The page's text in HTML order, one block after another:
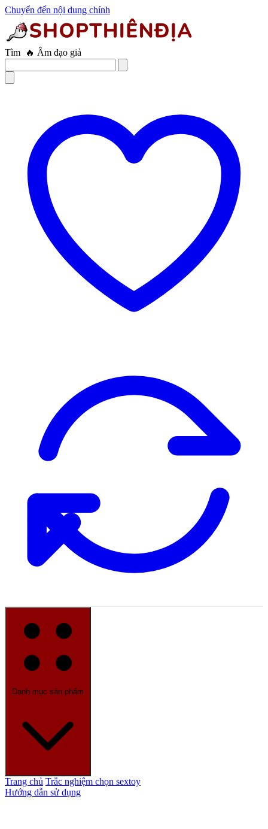
Chuyển đến nội dung chính
Tìm 🔥 Âm đạo giả
Danh mục sản phẩm
Trang chủ Trắc nghiệm chọn sextoy
Hướng dẫn sử dụng